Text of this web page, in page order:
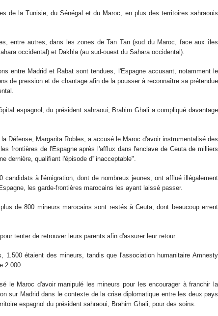
de la Tunisie, du Sénégal et du Maroc, en plus des territoires sahraouis
entre autres, dans les zones de Tan Tan (sud du Maroc, face aux îles
occidental) et Dakhla (au sud-ouest du Sahara occidental).
entre Madrid et Rabat sont tendues, l'Espagne accusant, notamment le
de pression et de chantage afin de la pousser à reconnaître sa prétendue
espagnol, du président sahraoui, Brahim Ghali a compliqué davantage
Défense, Margarita Robles, a accusé le Maroc d'avoir instrumentalisé des
frontières de l'Espagne après l'afflux dans l'enclave de Ceuta de milliers
dernière, qualifiant l'épisode d'"inacceptable".
candidats à l'émigration, dont de nombreux jeunes, ont afflué illégalement
les garde-frontières marocains les ayant laissé passer.
de 800 mineurs marocains sont restés à Ceuta, dont beaucoup errent
tenter de retrouver leurs parents afin d'assurer leur retour.
1.500 étaient des mineurs, tandis que l'association humanitaire Amnesty
2.000.
le Maroc d'avoir manipulé les mineurs pour les encourager à franchir la
sur Madrid dans le contexte de la crise diplomatique entre les deux pays
espagnol du président sahraoui, Brahim Ghali, pour des soins.